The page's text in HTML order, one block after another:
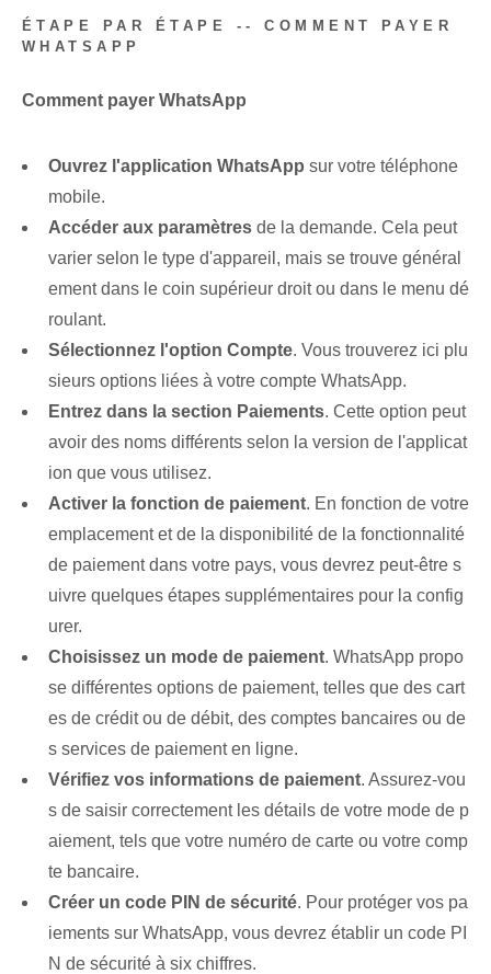
ÉTAPE PAR ÉTAPE -- COMMENT‌ PAYER
WHATSAPP
Comment payer WhatsApp
Ouvrez l'application ⁢WhatsApp sur votre téléphone
mobile.
Accéder aux paramètres de la demande. Cela peut
varier selon le type d'appareil, mais se trouve général
ement dans le coin supérieur droit ou dans le menu dé
roulant.
Sélectionnez l'option Compte. Vous trouverez ici plu
sieurs options liées à votre compte WhatsApp.
Entrez dans la section Paiements. ⁣Cette option peut
avoir des noms différents selon la version de l'applicat
ion que vous utilisez.
Activer la fonction de paiement. En fonction de votre
emplacement et de la disponibilité de la fonctionnalité
de paiement dans votre pays, vous devrez peut-être s
uivre quelques étapes supplémentaires pour la config
urer.
Choisissez un mode de paiement. WhatsApp‌ propo
se différentes options de paiement, telles que des cart
es de crédit ou de débit, des comptes bancaires ou de
s services de paiement en ligne.
Vérifiez vos informations de paiement. ‌Assurez-vou
s de saisir correctement les détails de votre mode de p
aiement, tels que votre numéro de carte ou votre comp
te bancaire.
Créer un code PIN de sécurité. ⁤Pour protéger vos pa
iements sur WhatsApp, vous devrez établir⁢ un code PI
N de sécurité à six chiffres.